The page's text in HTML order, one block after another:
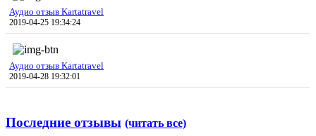
Аудио отзыв Kartatravel
2019-04-25 19:34:24
Аудио отзыв Kartatravel
2019-04-28 19:32:01
Последние отзывы (читать все)